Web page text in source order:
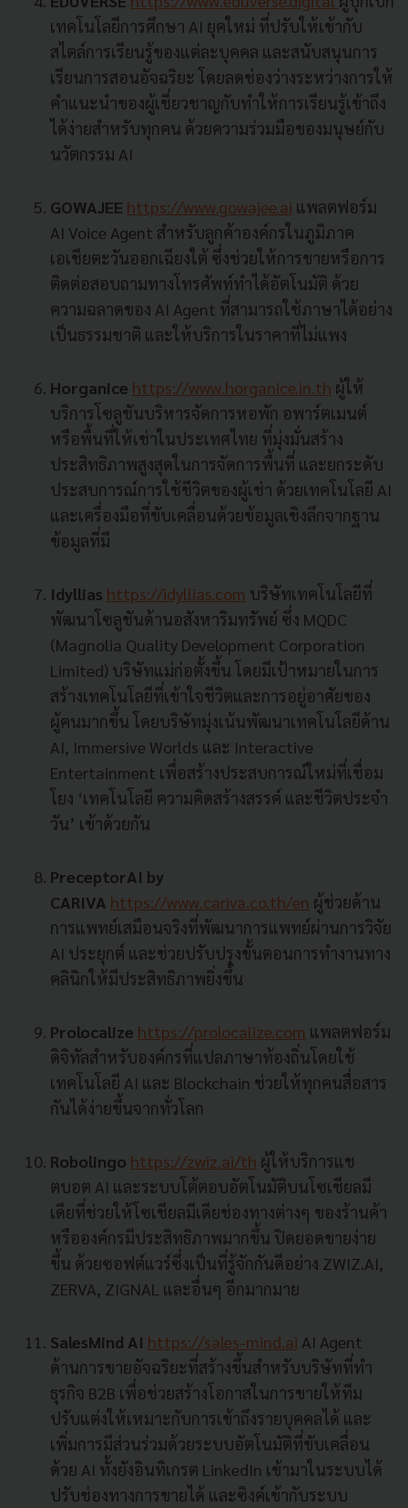
เทคโนโลยีการศึกษา AI ยุคใหม่ ที่ปรับให้เข้ากับ
สไตล์การเรียนรู้ของแต่ละบุคคล และสนับสนุนการ
เรียนการสอนอัจฉริยะ โดยลดช่องว่างระหว่างการให้
คำแนะนำของผู้เชี่ยวชาญกับทำให้การเรียนรู้เข้าถึง
ได้ง่ายสำหรับทุกคน ด้วยความร่วมมือของมนุษย์กับ
นวัตกรรม AI
GOWAJEE https://www.gowajee.ai แพลตฟอร์ม
AI Voice Agent สำหรับลูกค้าองค์กรในภูมิภาค
เอเชียตะวันออกเฉียงใต้ ซึ่งช่วยให้การขายหรือการ
ติดต่อสอบถามทางโทรศัพท์ทำได้อัตโนมัติ ด้วย
ความฉลาดของ AI Agent ที่สามารถใช้ภาษาได้อย่าง
เป็นธรรมชาติ และให้บริการในราคาที่ไม่แพง
Horganice https://www.horganice.in.th ผู้ให้
บริการโซลูชันบริหารจัดการหอพัก อพาร์ตเมนต์
หรือพื้นที่ให้เช่าในประเทศไทย ที่มุ่งมั่นสร้าง
ประสิทธิภาพสูงสุดในการจัดการพื้นที่ และยกระดับ
ประสบการณ์การใช้ชีวิตของผู้เช่า ด้วยเทคโนโลยี AI
และเครื่องมือที่ขับเคลื่อนด้วยข้อมูลเชิงลึกจากฐาน
ข้อมูลที่มี
Idyllias https://idyllias.com บริษัทเทคโนโลยีที่
พัฒนาโซลูชันด้านอสังหาริมทรัพย์ ซึ่ง MQDC
(Magnolia Quality Development Corporation
Limited) บริษัทแม่ก่อตั้งขึ้น โดยมีเป้าหมายในการ
สร้างเทคโนโลยีที่เข้าใจชีวิตและการอยู่อาศัยของ
ผู้คนมากขึ้น โดยบริษัทมุ่งเน้นพัฒนาเทคโนโลยีด้าน
AI, Immersive Worlds และ Interactive
Entertainment เพื่อสร้างประสบการณ์ใหม่ที่เชื่อม
โยง ‘เทคโนโลยี ความคิดสร้างสรรค์ และชีวิตประจำ
วัน’ เข้าด้วยกัน
PreceptorAI by
CARIVA https://www.cariva.co.th/en ผู้ช่วยด้าน
การแพทย์เสมือนจริงที่พัฒนาการแพทย์ผ่านการวิจัย
AI ประยุกต์ และช่วยปรับปรุงขั้นตอนการทำงานทาง
คลินิกให้มีประสิทธิภาพยิ่งขึ้น
Prolocalize https://prolocalize.com แพลตฟอร์ม
ดิจิทัลสำหรับองค์กรที่แปลภาษาท้องถิ่นโดยใช้
เทคโนโลยี AI และ Blockchain ช่วยให้ทุกคนสื่อสาร
กันได้ง่ายขึ้นจากทั่วโลก
Robolingo https://zwiz.ai/th ผู้ให้บริการแช
ตบอต AI และระบบโต้ตอบอัตโนมัติบนโซเชียลมี
เดียที่ช่วยให้โซเชียลมีเดียช่องทางต่างๆ ของร้านค้า
หรือองค์กรมีประสิทธิภาพมากขึ้น ปิดยอดขายง่าย
ขึ้น ด้วยซอฟต์แวร์ซึ่งเป็นที่รู้จักกันดีอย่าง ZWIZ.AI,
ZERVA, ZIGNAL และอื่นๆ อีกมากมาย
SalesMind AI https://sales-mind.ai AI Agent
ด้านการขายอัจฉริยะที่สร้างขึ้นสำหรับบริษัทที่ทำ
ธุรกิจ B2B เพื่อช่วยสร้างโอกาสในการขายให้ทีม
ปรับแต่งให้เหมาะกับการเข้าถึงรายบุคคลได้ และ
เพิ่มการมีส่วนร่วมด้วยระบบอัตโนมัติที่ขับเคลื่อน
ด้วย AI ทั้งยังอินทิเกรต LinkedIn เข้ามาในระบบได้
ปรับช่องทางการขายได้ และซิงค์เข้ากับระบบ